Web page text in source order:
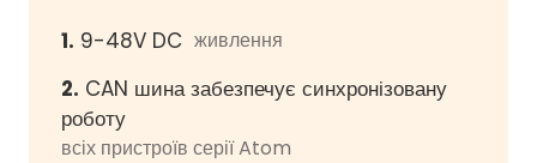
1. 9-48V DC живлення
2. CAN шина забезпечує синхронізовану
роботу
всіх пристроїв серії Atom